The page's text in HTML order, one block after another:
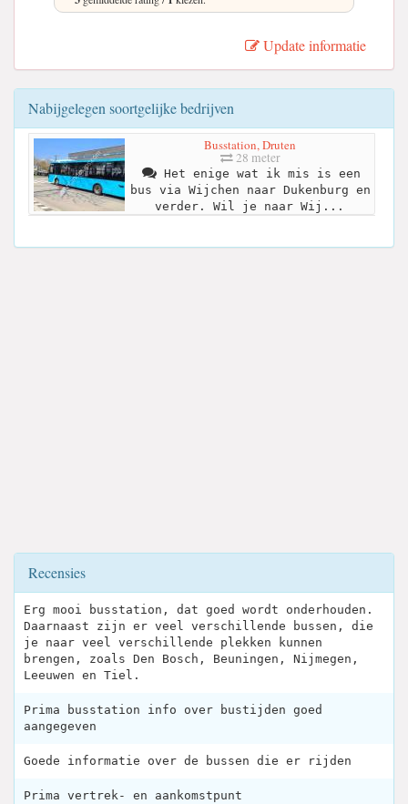
Update informatie
Nabijgelegen soortgelijke bedrijven
Busstation, Druten
28 meter
Het enige wat ik mis is een
bus via Wijchen naar Dukenburg en
verder. Wil je naar Wij...
Recensies
Erg mooi busstation, dat goed wordt onderhouden.
Daarnaast zijn er veel verschillende bussen, die
je naar veel verschillende plekken kunnen
brengen, zoals Den Bosch, Beuningen, Nijmegen,
Leeuwen en Tiel.
Prima busstation info over bustijden goed
aangegeven
Goede informatie over de bussen die er rijden
Prima vertrek- en aankomstpunt